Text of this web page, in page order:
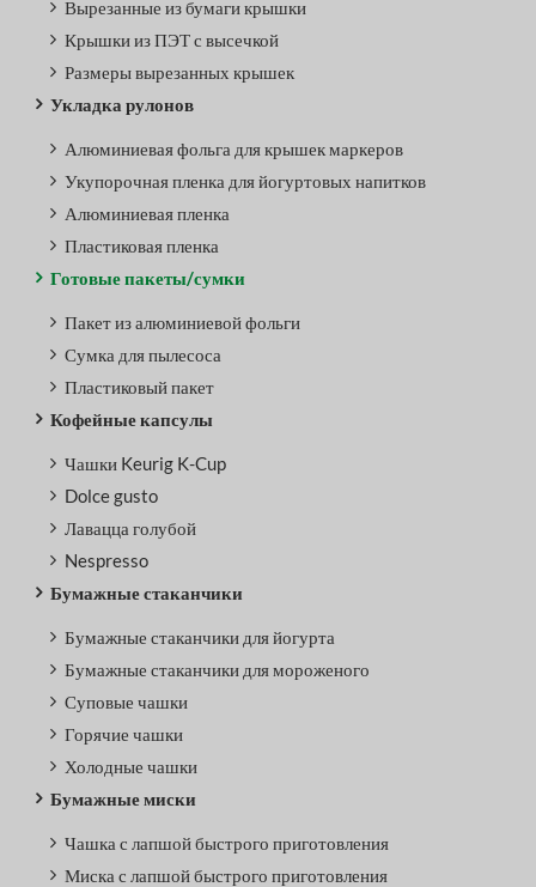
Вырезанные из бумаги крышки
Крышки из ПЭТ с высечкой
Размеры вырезанных крышек
Укладка рулонов
Алюминиевая фольга для крышек маркеров
Укупорочная пленка для йогуртовых напитков
Алюминиевая пленка
Пластиковая пленка
Готовые пакеты/сумки
Пакет из алюминиевой фольги
Сумка для пылесоса
Пластиковый пакет
Кофейные капсулы
Чашки Keurig K-Cup
Dolce gusto
Лавацца голубой
Nespresso
Бумажные стаканчики
Бумажные стаканчики для йогурта
Бумажные стаканчики для мороженого
Суповые чашки
Горячие чашки
Холодные чашки
Бумажные миски
Чашка с лапшой быстрого приготовления
Миска с лапшой быстрого приготовления